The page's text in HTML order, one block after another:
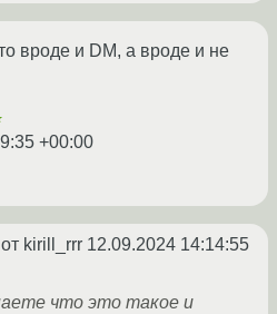
вроде и DM, а вроде и не
+00:00
от kirill_rrr 12.09.2024 14:14:55
что это такое и